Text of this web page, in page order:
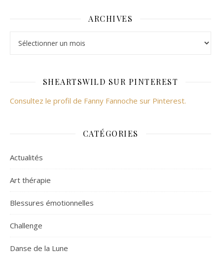
ARCHIVES
SHEARTSWILD SUR PINTEREST
Consultez le profil de Fanny Fannoche sur Pinterest.
CATÉGORIES
Actualités
Art thérapie
Blessures émotionnelles
Challenge
Danse de la Lune